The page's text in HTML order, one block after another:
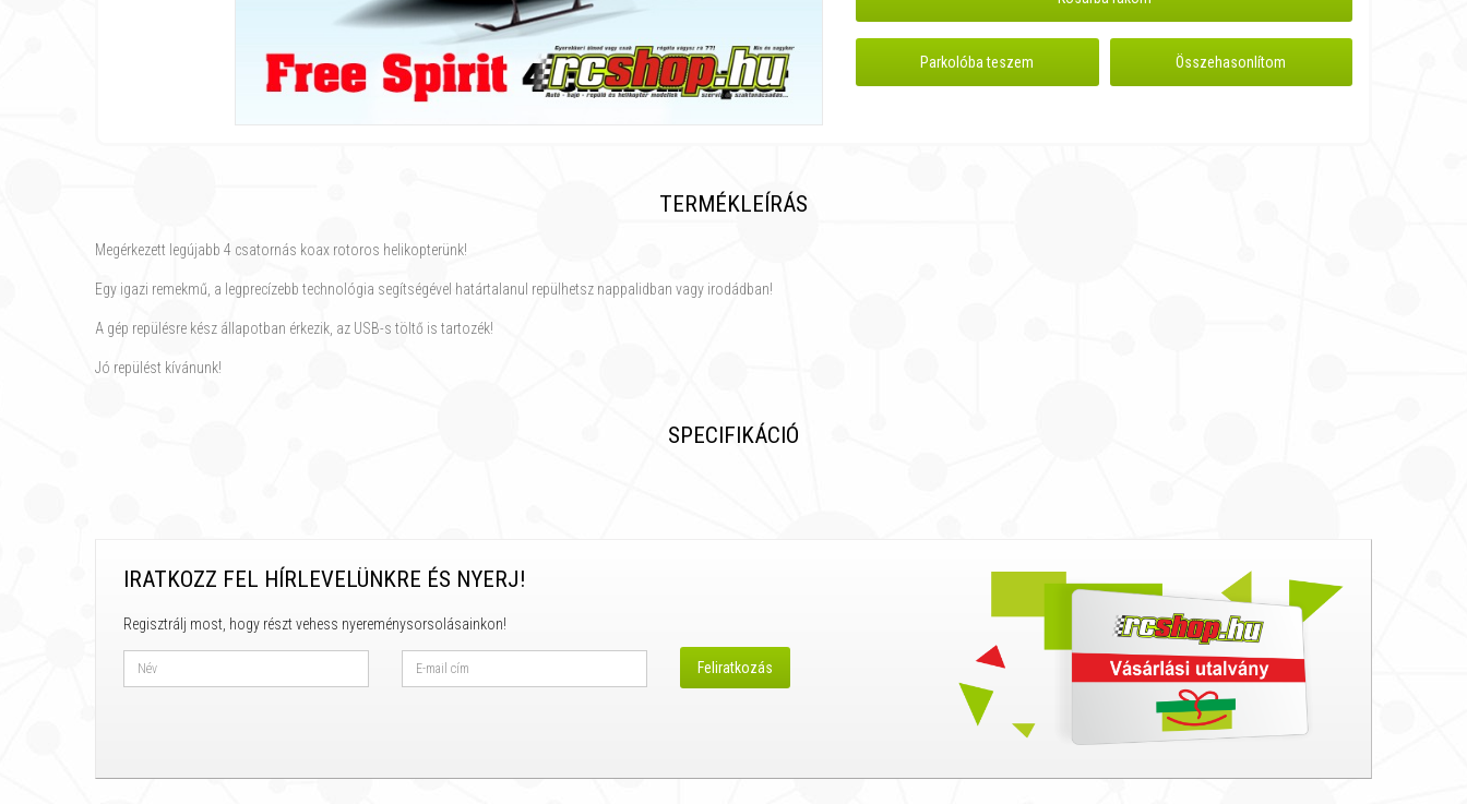
Parkolóba teszem Összehasonlítom
TERMÉKLEÍRÁS
Megérkezett legújabb 4 csatornás koax rotoros helikopterünk!
Egy igazi remekmű, a legprecízebb technológia segítségével határtalanul repülhetsz nappalidban vagy irodádban!
A gép repülésre kész állapotban érkezik, az USB-s töltő is tartozék!
Jó repülést kívánunk!
SPECIFIKÁCIÓ
IRATKOZZ FEL HÍRLEVELÜNKRE ÉS NYERJ!
Regisztrálj most, hogy részt vehess nyereménysorsolásainkon!